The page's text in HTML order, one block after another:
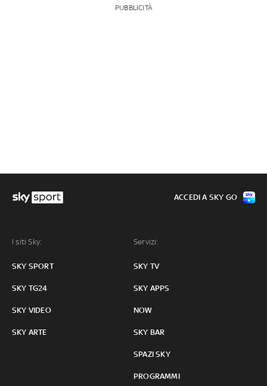
PUBBLICITÀ
I siti Sky:
SKY SPORT
SKY TG24
SKY VIDEO
SKY ARTE
Servizi:
SKY TV
SKY APPS
NOW
SKY BAR
SPAZI SKY
PROGRAMMI
ACCEDI A SKY GO